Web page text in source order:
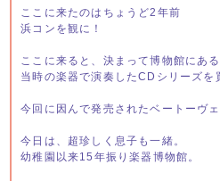
ここに来たのはちょうど2年前
浜コンを観に！
ここに来ると、決まって博物館にあ
当時の楽器で演奏したCDシリーズを
今回に因んで発売されたベートーヴ
今日は、超珍しく息子も一緒。
幼稚園以来15年振り楽器博物館。